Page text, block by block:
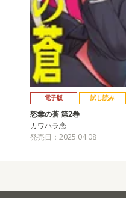
電子版 試し読み
怒業の蒼 第2巻
カワハラ恋
発売日：2025.04.08